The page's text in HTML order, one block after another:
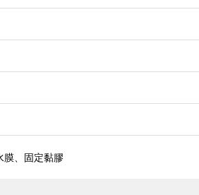
膜、固定黏膠